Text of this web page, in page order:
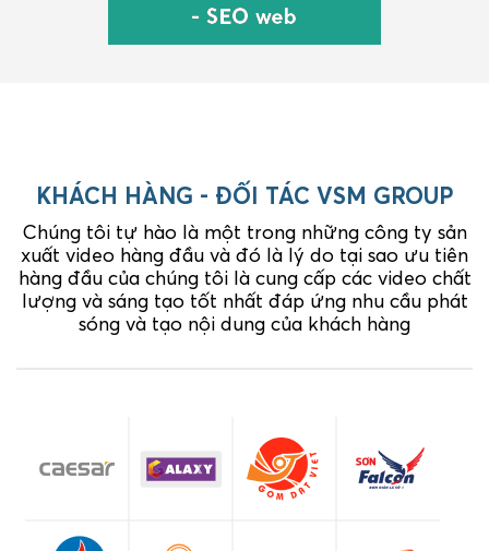
KHÁCH HÀNG - ĐỐI TÁC VSM GROUP
Chúng tôi tự hào là một trong những công ty sản
xuất video hàng đầu và đó là lý do tại sao ưu tiên
hàng đầu của chúng tôi là cung cấp các video chất
lượng và sáng tạo tốt nhất đáp ứng nhu cầu phát
sóng và tạo nội dung của khách hàng